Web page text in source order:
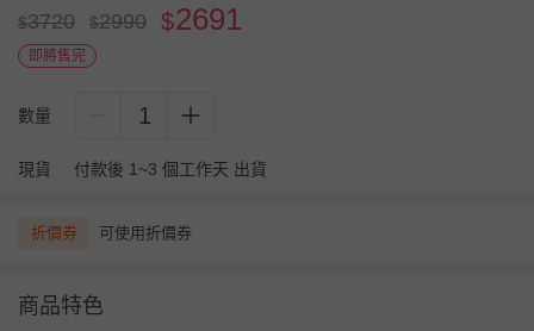
$3720 $2990 $2691
即將售完
數量 1
現貨 付款後 1~3 個工作天 出貨
折價券 可使用折價券
商品特色